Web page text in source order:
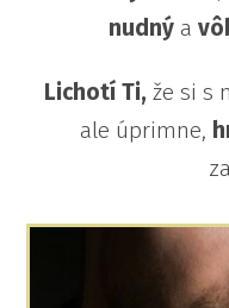
nudný a
Lichotí Ti, že si s
ale úprimne,